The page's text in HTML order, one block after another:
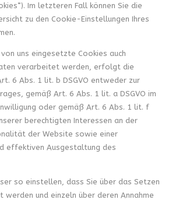
Im letzteren Fall können Sie die
zu den Cookie-Einstellungen Ihres
uns eingesetzte Cookies auch
verarbeitet werden, erfolgt die
6 Abs. 1 lit. b DSGVO entweder zur
gemäß Art. 6 Abs. 1 lit. a DSGVO im
oder gemäß Art. 6 Abs. 1 lit. f
berechtigten Interessen an der
der Website sowie einer
effektiven Ausgestaltung des
so einstellen, dass Sie über das Setzen
und einzeln über deren Annahme